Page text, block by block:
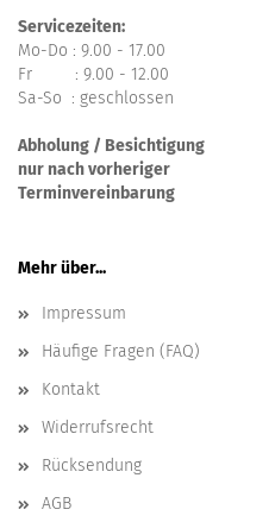
Servicezeiten:
Mo-Do : 9.00 - 17.00
Fr : 9.00 - 12.00
Sa-So : geschlossen
Abholung / Besichtigung
nur nach vorheriger
Terminvereinbarung
Mehr über...
Impressum
Häufige Fragen (FAQ)
Kontakt
Widerrufsrecht
Rücksendung
AGB